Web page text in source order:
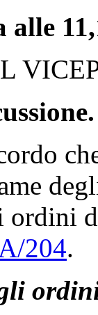
alle
ordini
204.